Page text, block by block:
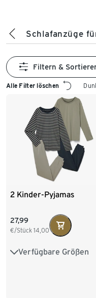
Schlafanzüge
Alle Filter löschen
Filtern &
2 Kinder-Pyjamas
27,99
€/Stück 14,00
Verfügbare Größen
122/128 134/140